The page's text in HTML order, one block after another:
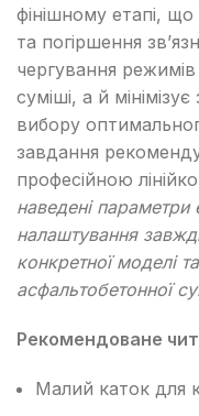
фінішному етапі,
та погіршення
чергування режимів
суміші, а й
вибору
завдання
професійною
наведені параметри
налаштування
конкретної моделі
асфальтобетонної
Рекомендоване
Малий каток для